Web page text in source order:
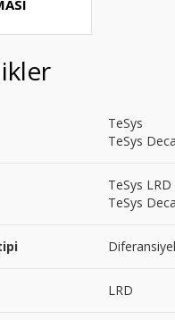
TeSys
TeSys Deca
TeSys LRD
TeSys Deca
LRD